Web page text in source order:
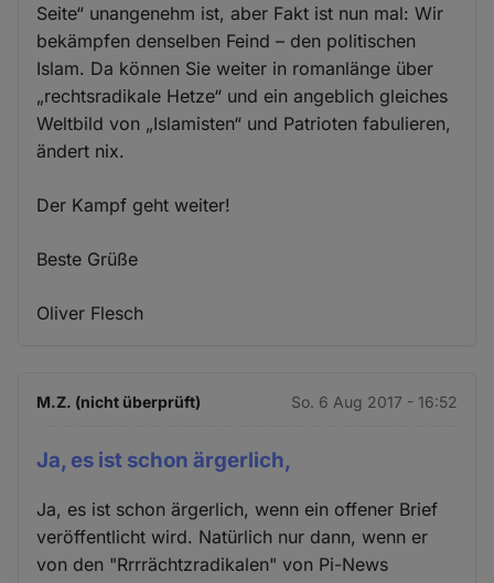
Seite“ unangenehm ist, aber Fakt ist nun mal: Wir
bekämpfen denselben Feind – den politischen
Islam. Da können Sie weiter in romanlänge über
„rechtsradikale Hetze“ und ein angeblich gleiches
Weltbild von „Islamisten“ und Patrioten fabulieren,
ändert nix.
Der Kampf geht weiter!
Beste Grüße
Oliver Flesch
M.Z. (nicht überprüft) So. 6 Aug 2017 - 16:52
Ja, es ist schon ärgerlich,
Ja, es ist schon ärgerlich, wenn ein offener Brief
veröffentlicht wird. Natürlich nur dann, wenn er
von den "Rrrrächtzradikalen" von Pi-News